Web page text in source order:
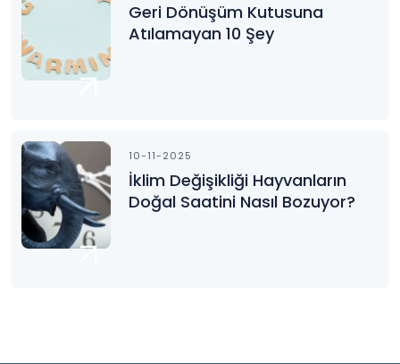
Geri Dönüşüm Kutusuna
Atılamayan 10 Şey
10-11-2025
İklim Değişikliği Hayvanların
Doğal Saatini Nasıl Bozuyor?